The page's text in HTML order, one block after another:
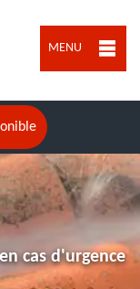
MENU
cas d'urgence